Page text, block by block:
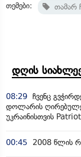
თემები: თამარ
დღის
08:29 ჩვენც
დოლარის
უკრაინისთვის
00:45 2008 წლის